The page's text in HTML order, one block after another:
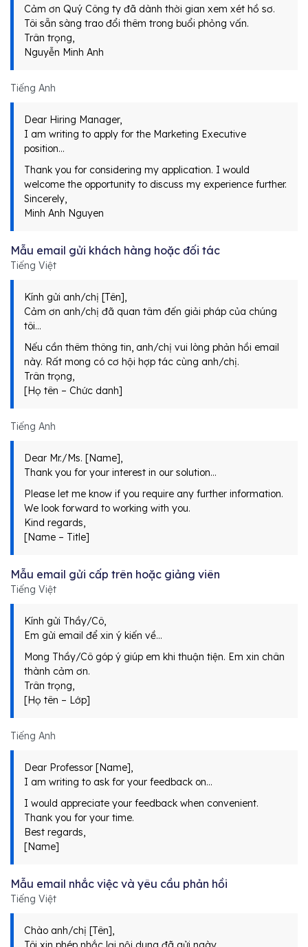
Cảm ơn Quý Công ty đã dành thời gian xem xét hồ sơ.
Tôi sẵn sàng trao đổi thêm trong buổi phỏng vấn.
Trân trọng,
Nguyễn Minh Anh
Tiếng Anh
Dear Hiring Manager,
I am writing to apply for the Marketing Executive
position…
Thank you for considering my application. I would
welcome the opportunity to discuss my experience further.
Sincerely,
Minh Anh Nguyen
Mẫu email gửi khách hàng hoặc đối tác
Tiếng Việt
Kính gửi anh/chị [Tên],
Cảm ơn anh/chị đã quan tâm đến giải pháp của chúng
tôi…
Nếu cần thêm thông tin, anh/chị vui lòng phản hồi email
này. Rất mong có cơ hội hợp tác cùng anh/chị.
Trân trọng,
[Họ tên – Chức danh]
Tiếng Anh
Dear Mr./Ms. [Name],
Thank you for your interest in our solution…
Please let me know if you require any further information.
We look forward to working with you.
Kind regards,
[Name – Title]
Mẫu email gửi cấp trên hoặc giảng viên
Tiếng Việt
Kính gửi Thầy/Cô,
Em gửi email để xin ý kiến về…
Mong Thầy/Cô góp ý giúp em khi thuận tiện. Em xin chân
thành cảm ơn.
Trân trọng,
[Họ tên – Lớp]
Tiếng Anh
Dear Professor [Name],
I am writing to ask for your feedback on…
I would appreciate your feedback when convenient.
Thank you for your time.
Best regards,
[Name]
Mẫu email nhắc việc và yêu cầu phản hồi
Tiếng Việt
Chào anh/chị [Tên],